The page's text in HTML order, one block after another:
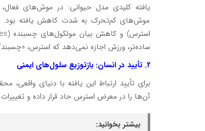
یافته کلیدی مدل حیوانی: در موش‌های
موش‌های کم‌تحرک به شدت کاهش یافته بود.
ساده‌تر، ورزش اجازه نمی‌دهد که استرس،
۲. تأیید در انسان: بازتوزیع سلول‌های ایمنی
برای تأیید ارتباط این یافته با دنیای
آن‌ها را در معرض استرس حاد قرار داده و
بیشتر بخوانید: